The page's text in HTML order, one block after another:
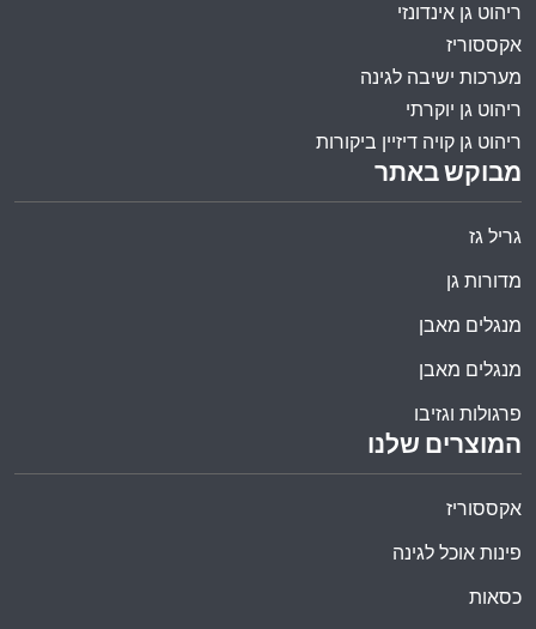
המוצרים שלנו
אקססוריז
פינות אוכל לגינה
כסאות
מבוקש באתר
גריל גז
מדורות גן
מנגלים מאבן
מנגלים מאבן
פרגולות וגזיבו
ריהוט גן אינדונזי
אקססוריז
מערכות ישיבה לגינה
ריהוט גן יוקרתי
ריהוט גן קויה דיזיין ביקורות